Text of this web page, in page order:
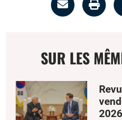
par
SUR LES
2026